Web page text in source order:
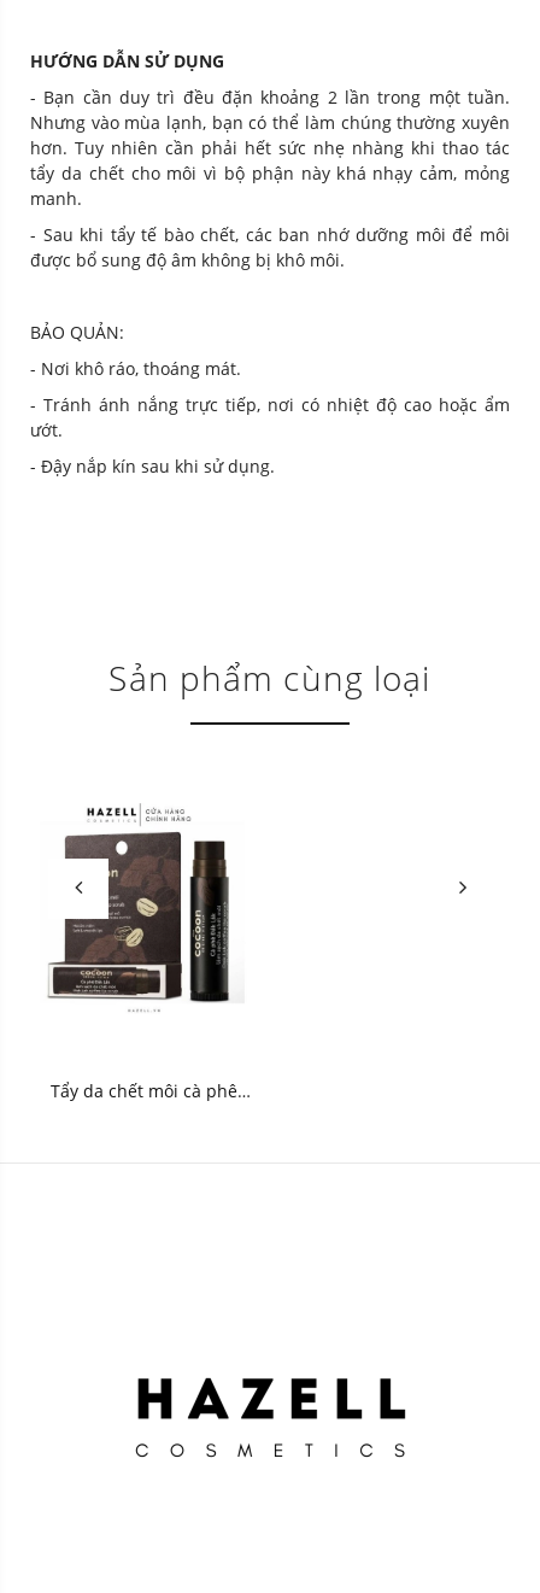
HƯỚNG DẪN SỬ DỤNG
- Bạn cần duy trì đều đặn khoảng 2 lần trong một tuần.
Nhưng vào mùa lạnh, bạn có thể làm chúng thường xuyên
hơn. Tuy nhiên cần phải hết sức nhẹ nhàng khi thao tác
tẩy da chết cho môi vì bộ phận này khá nhạy cảm, mỏng
manh.
- Sau khi tẩy tế bào chết, các ban nhớ dưỡng môi để môi
được bổ sung độ âm không bị khô môi.
BẢO QUẢN:
- Nơi khô ráo, thoáng mát.
- Tránh ánh nắng trực tiếp, nơi có nhiệt độ cao hoặc ẩm
ướt.
- Đậy nắp kín sau khi sử dụng.
Sản phẩm cùng loại
Tẩy da chết môi cà phê